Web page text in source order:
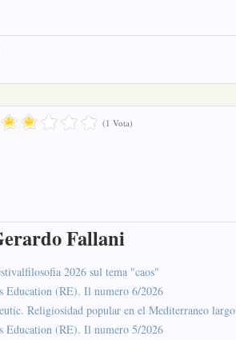
(1 Vota)
Fallani
2026 sul tema "caos"
Education (RE). Il numero 6/2026
Religiosidad popular en el Mediterraneo largo
Education (RE). Il numero 5/2026